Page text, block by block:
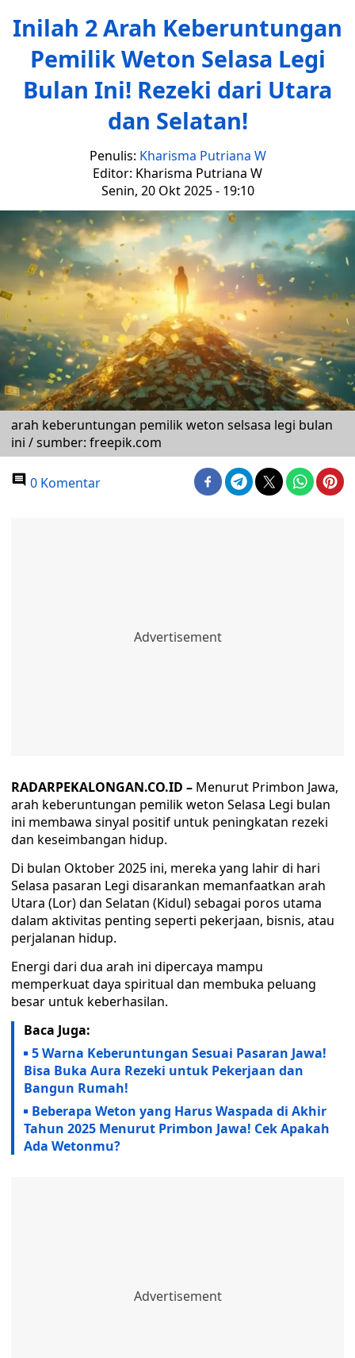
Inilah 2 Arah Keberuntungan
Pemilik Weton Selasa Legi
Bulan Ini! Rezeki dari Utara
dan Selatan!
Penulis: Kharisma Putriana W
Editor: Kharisma Putriana W
Senin, 20 Okt 2025 - 19:10
arah keberuntungan pemilik weton selsasa legi bulan
ini / sumber: freepik.com
0 Komentar
RADARPEKALONGAN.CO.ID – Menurut Primbon Jawa,
arah keberuntungan pemilik weton Selasa Legi bulan
ini membawa sinyal positif untuk peningkatan rezeki
dan keseimbangan hidup.
Di bulan Oktober 2025 ini, mereka yang lahir di hari
Selasa pasaran Legi disarankan memanfaatkan arah
Utara (Lor) dan Selatan (Kidul) sebagai poros utama
dalam aktivitas penting seperti pekerjaan, bisnis, atau
perjalanan hidup.
Energi dari dua arah ini dipercaya mampu
memperkuat daya spiritual dan membuka peluang
besar untuk keberhasilan.
Baca Juga:
5 Warna Keberuntungan Sesuai Pasaran Jawa!
Bisa Buka Aura Rezeki untuk Pekerjaan dan
Bangun Rumah!
Beberapa Weton yang Harus Waspada di Akhir
Tahun 2025 Menurut Primbon Jawa! Cek Apakah
Ada Wetonmu?